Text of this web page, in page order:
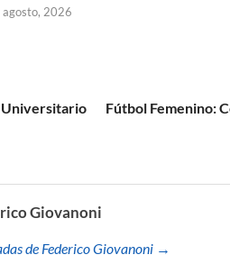
agosto, 2026
Universitario
Fútbol Femenino:
Giovanoni
de Federico Giovanoni →